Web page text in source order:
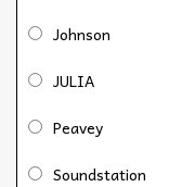
Johnson
JULIA
Peavey
Soundstation